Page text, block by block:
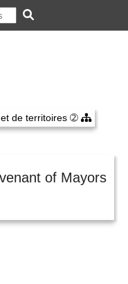
de territoires ➁
of Mayors